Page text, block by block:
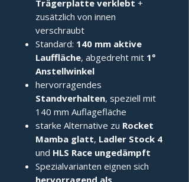
Trägerplatte verklebt +
zusätzlich von innen
verschraubt
Standard: 140 mm aktive
Lauffläche, abgedreht mit 1°
Anstellwinkel
hervorragendes
Standverhalten, speziell mit
140 mm Auflagefläche
starke Alternative zu Rocket
Mamba glatt, Ladler Stock 4
und HLS Race ungedämpft
Spezialvarianten eignen sich